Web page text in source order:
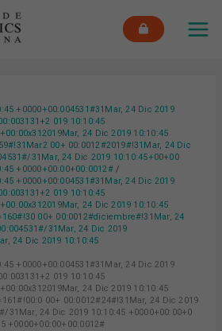
+0000+00:004531#31Mar, 24 Dic 2019
019 10:10:45
24 Dic 2019 10:10:45
00+ 00:0012#2019#!31Mar, 24 Dic
31Mar, 24 Dic 2019 10:10:45+00+00
+0000+00:00+00:0012#
+0000+00:004531#31Mar, 24 Dic 2019
019 10:10:45
24 Dic 2019 10:10:45
00+ 00:0012#diciembre#!31Mar, 24
31Mar, 24 Dic 2019
24 Dic 2019 10:10:45
+0000+00:004531#31Mar, 24 Dic 2019
019 10:10:45
24 Dic 2019 10:10:45
00+ 00:0012#24#!31Mar, 24 Dic 2019
31Mar, 24 Dic 2019 10:10:45 +0000+00:00+0
+0000+00:00+00:0012#